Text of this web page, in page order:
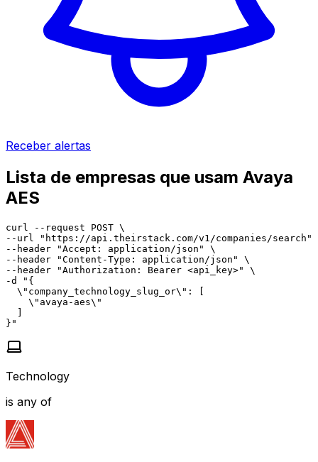
Receber alertas
Lista de empresas que usam Avaya
AES
curl --request POST \
--url "https://api.theirstack.com/v1/companies/search"
--header "Accept: application/json" \
--header "Content-Type: application/json" \
--header "Authorization: Bearer <api_key>" \
-d "{
  \"company_technology_slug_or\": [
    \"avaya-aes\"
  ]
}"
Technology
is any of